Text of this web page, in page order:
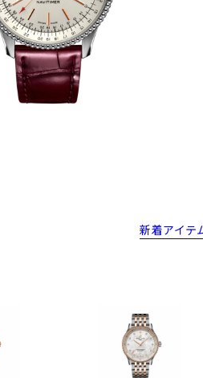
新着アイテ